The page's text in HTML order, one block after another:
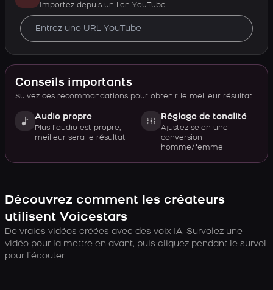
Importez depuis un lien YouTube
Conseils importants
Suivez ces recommandations pour obtenir le meilleur résultat
Audio propre
Plus l’audio est propre,
meilleur sera le résultat
Réglage de tonalité
Ajustez selon une
conversion
homme/femme
Découvrez comment les créateurs
utilisent Voicestars
De vraies vidéos créées avec des voix IA. Survolez une
vidéo pour la mettre en avant, puis cliquez pendant le survol
pour l’écouter.